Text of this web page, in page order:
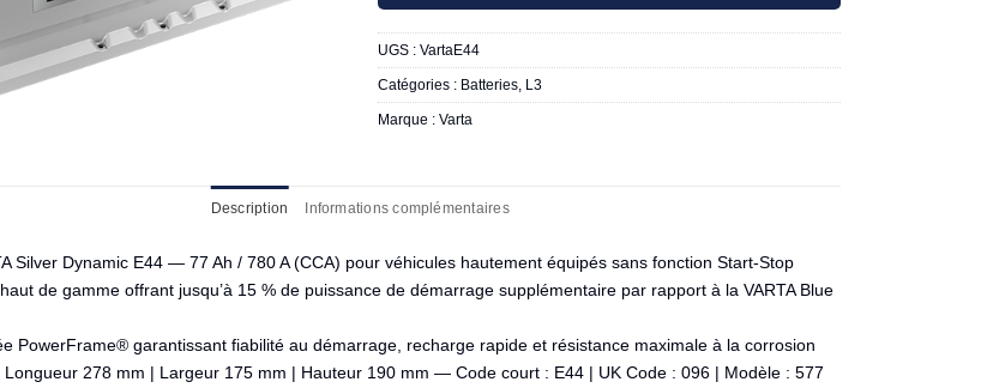
UGS :VartaE44
Catégories : Batteries L3
Marque :Varta
Description Informations complémentaires
Silver Dynamic E44 — 77 Ah / 780 A (CCA) pour véhicules hautement équipés sans fonction Start-Stop
de gamme offrant jusqu’à 15 % de puissance de démarrage supplémentaire par rapport à la VARTA Blue
PowerFrame® garantissant fiabilité au démarrage, recharge rapide et résistance maximale à la corrosion
Longueur 278 mm | Largeur 175 mm | Hauteur 190 mm — Code court : E44 | UK Code : 096 | Modèle : 577